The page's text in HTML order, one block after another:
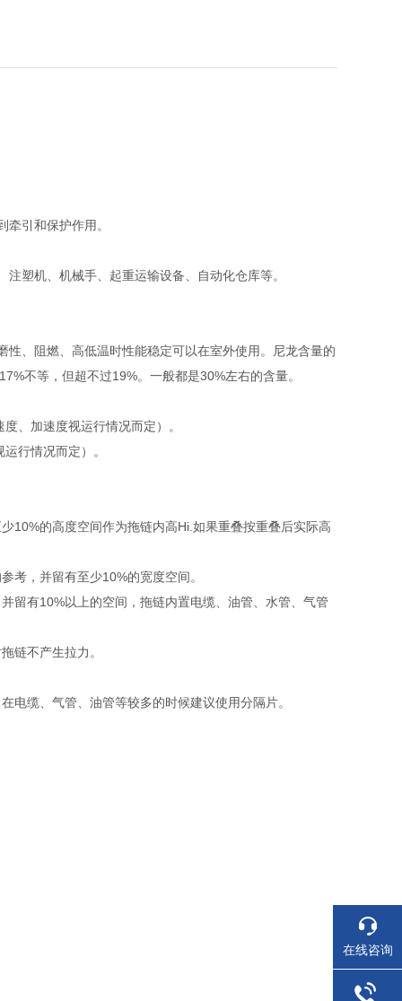
引和保护作用。
塑机、机械手、起重运输设备、自动化仓库等。
性、阻燃、高低温时性能稳定可以在室外使用。尼龙含量的
不等，但超不过19%。一般都是30%左右的含量。
、加速度视运行情况而定）。
行情况而定）。
10%的高度空间作为拖链内高Hi.如果重叠按重叠后实际高
参考，并留有至少10%的宽度空间。
留有10%以上的空间，拖链内置电缆、油管、水管、气管
对拖链不产生拉力。
电缆、气管、油管等较多的时候建议使用分隔片。
在线咨询